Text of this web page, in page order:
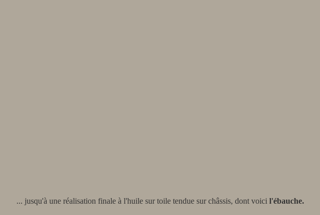
... jusqu'à une réalisation finale à l'huile sur toile tendue sur châssis, dont voici l'ébauche.